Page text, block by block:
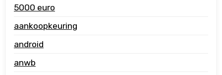
5000 euro
aankoopkeuring
android
anwb